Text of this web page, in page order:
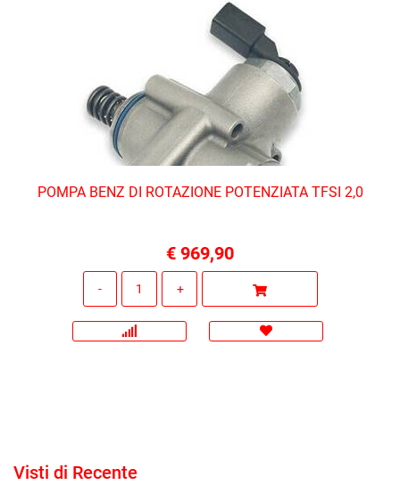
POMPA BENZ DI ROTAZIONE POTENZIATA TFSI 2,0
€ 969,90
Visti di Recente